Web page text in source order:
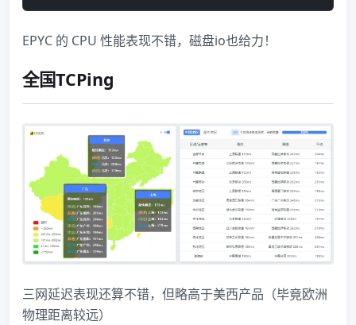
EPYC 的 CPU 性能表现不错，磁盘io也给力！
全国TCPing
三网延迟表现还算不错，但略高于美西产品（毕竟欧洲
物理距离较远）